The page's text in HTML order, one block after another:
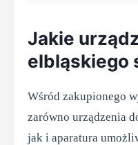
Jakie
elbląskiego
Wśród zakupionego
zarówno urządzenia
jak i aparatura